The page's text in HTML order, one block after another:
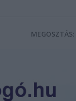
MEGOSZTÁS: